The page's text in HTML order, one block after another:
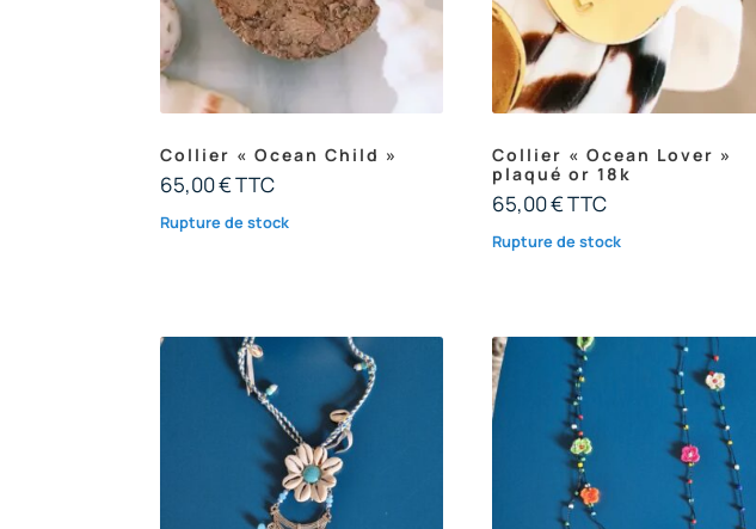
Collier « Ocean Child »
65,00€TTC
Rupture de stock
Collier « Ocean Lover »
plaqué or 18k
65,00€TTC
Rupture de stock